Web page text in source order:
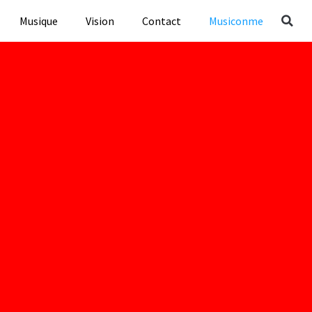
Musique Vision Contact Musiconme